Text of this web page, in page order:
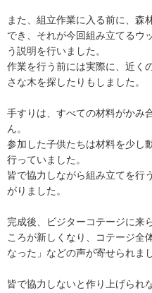
また、組立作業に入る前に、森
でき、それが今回組み立てるウ
う説明を行いました。
作業を行う前には実際に、近く
さな木を探したりもしました。
手すりは、すべての材料がかみ
ん。
参加した子供たちは材料を少し
行っていました。
皆で協力しながら組み立てを行
がりました。
完成後、ビジターコテージに来
ころが新しくなり、コテージ全
なった」などの声が寄せられまし
皆で協力しないと作り上げられ